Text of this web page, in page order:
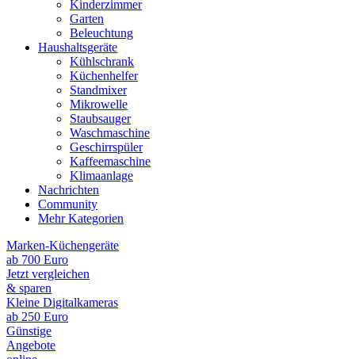
Kinderzimmer
Garten
Beleuchtung
Haushaltsgeräte
Kühlschrank
Küchenhelfer
Standmixer
Mikrowelle
Staubsauger
Waschmaschine
Geschirrspüler
Kaffeemaschine
Klimaanlage
Nachrichten
Community
Mehr Kategorien
Marken-Küchengeräte
ab 700 Euro
Jetzt vergleichen
& sparen
Kleine Digitalkameras
ab 250 Euro
Günstige
Angebote